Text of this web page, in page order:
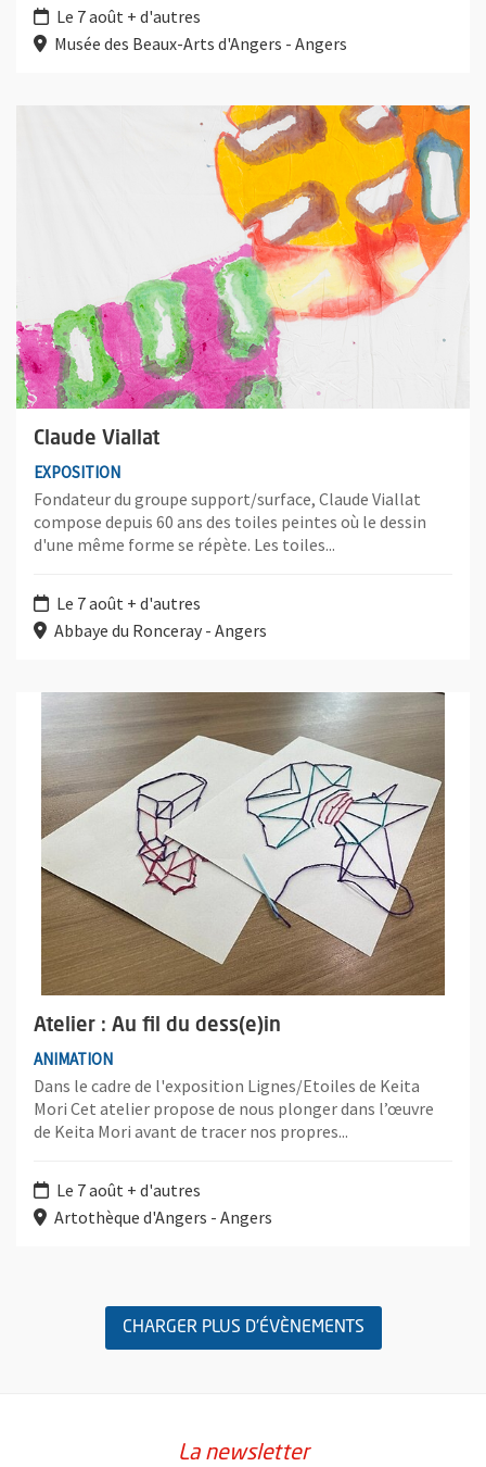
Le 7 août + d'autres
Musée des Beaux-Arts d'Angers - Angers
Claude Viallat
EXPOSITION
Fondateur du groupe support/surface, Claude Viallat
compose depuis 60 ans des toiles peintes où le dessin
d'une même forme se répète. Les toiles...
Le 7 août + d'autres
Abbaye du Ronceray - Angers
Plus d'information sur l'évènement : Claude Viallat
Atelier : Au fil du dess(e)in
ANIMATION
Dans le cadre de l'exposition Lignes/Etoiles de Keita
Mori Cet atelier propose de nous plonger dans l’œuvre
de Keita Mori avant de tracer nos propres...
Le 7 août + d'autres
Artothèque d'Angers - Angers
Plus d'information sur l'évènement : Atelier : Au fil du dess(e)in
CHARGER PLUS D'ÉVÈNEMENTS
La newsletter